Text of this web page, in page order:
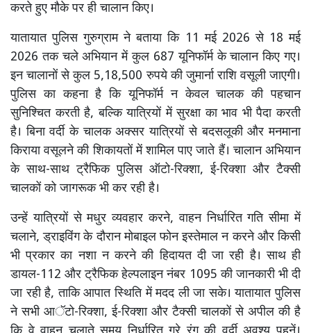
करते हुए मौके पर ही चालान किए।
यातायात पुलिस गुरुग्राम ने बताया कि 11 मई 2026 से 18 मई
2026 तक चले अभियान में कुल 687 यूनिफॉर्म के चालान किए गए।
इन चालानों से कुल 5,18,500 रुपये की जुमार्ना राशि वसूली जाएगी।
पुलिस का कहना है कि यूनिफॉर्म न केवल चालक की पहचान
सुनिश्चित करती है, बल्कि यात्रियों में सुरक्षा का भाव भी पैदा करती
है। बिना वर्दी के चालक अक्सर यात्रियों से बदसलूकी और मनमाना
किराया वसूलने की शिकायतों में शामिल पाए जाते हैं। चालान अभियान
के साथ-साथ ट्रैफिक पुलिस ऑटो-रिक्शा, ई-रिक्शा और टैक्सी
चालकों को जागरूक भी कर रही है।
उन्हें यात्रियों से मधुर व्यवहार करने, वाहन निर्धारित गति सीमा में
चलाने, ड्राइविंग के दौरान मोबाइल फोन इस्तेमाल न करने और किसी
भी प्रकार का नशा न करने की हिदायत दी जा रही है। साथ ही
डायल-112 और ट्रैफिक हेल्पलाइन नंबर 1095 की जानकारी भी दी
जा रही है, ताकि आपात स्थिति में मदद ली जा सके। यातायात पुलिस
ने सभी आॅटो-रिक्शा, ई-रिक्शा और टैक्सी चालकों से अपील की है